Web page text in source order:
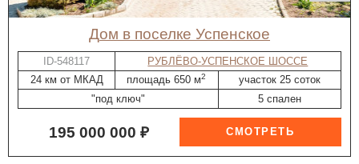
дом в поселке Успенское
ID-548117
РУБЛЁВО-УСПЕНСКОЕ ШОССЕ
24 км от МКАД
площадь 650 м2
участок 25 соток
"под ключ"
5 спален
195 000 000 ₽